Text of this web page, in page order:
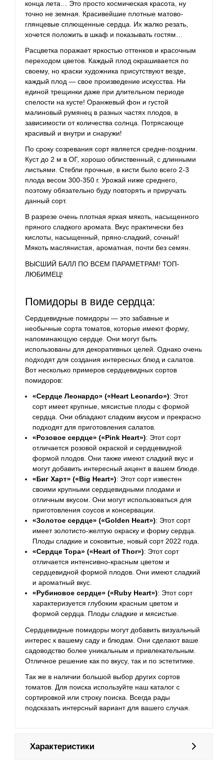
конца лета… Это просто космическая красота, ну
точно не земная. Красивейшие плотные матово-
глянцевые сплющенные сердца. Их жалко резать,
хочется положить в шкаф и показывать гостям…
Расцветка поражает яркостью оттенков и красочным
переходом цветов. Каждый плод окрашивается по
своему, но краски художника присутствуют везде,
каждый плод — свое произведение искусства. Ни
единой трещинки даже при длительном периоде
спелости на кусте! Оранжевый фон и густой
малиновый румянец в разных частях плодов, в
зависимости от количества солнца. Потрясающе
красивый и внутри и снаружи!
По сроку созревания сорт является средне-поздним.
Куст до 2 м в ОГ, хорошо облиственный, с длинными
листьями. Стебли прочные, в кисти было всего 2-3
плода весом 300-350 г. Урожай ниже среднего,
поэтому обязательно буду повторять и приручать
данный сорт.
В разрезе очень плотная яркая мякоть, насыщенного
пряного сладкого аромата. Вкус практически без
кислоты, насыщенный, пряно-сладкий, сочный!
Мякоть маслянистая, ароматная, почти без семян.
ВЫСШИЙ БАЛЛ ПО ВСЕМ ПАРАМЕТРАМ! ТОП-
ЛЮБИМЕЦ!
Помидоры в виде сердца:
Сердцевидные помидоры — это забавные и
необычные сорта томатов, которые имеют форму,
напоминающую сердце. Они могут быть
использованы для декоративных целей. Однако очень
подходят для создания интересных блюд и салатов.
Вот несколько примеров сердцевидных сортов
помидоров:
«Сердце Леонардо» («Heart Leonardo»): Этот
сорт имеет крупные, мясистые плоды с формой
сердца. Они обладают сладким вкусом и прекрасно
подходят для приготовления салатов.
«Розовое сердце» («Pink Heart»): Этот сорт
отличается розовой окраской и сердцевидной
формой плодов. Они также имеют сладкий вкус и
могут добавить интересный акцент в вашем блюде.
«Биг Харт» («Big Heart»): Этот сорт известен
своими крупными сердцевидными плодами и
отличным вкусом. Они могут использоваться для
приготовления соусов и консервации.
«Золотое сердце» («Golden Heart»): Этот сорт
имеет золотисто-желтую окраску и форму сердца.
Плоды сладкие и соковитые, новый сорт 2022 года.
«Сердце Тора» («Heart of Thor»): Этот сорт
отличается интенсивно-красным цветом и
сердцевидной формой плодов. Они имеют сладкий
и ароматный вкус.
«Рубиновое сердце» («Ruby Heart»): Этот сорт
характеризуется глубоким красным цветом и
формой сердца. Плоды сладкие и мясистые.
Сердцевидные помидоры могут добавить визуальный
интерес к вашему саду и блюдам. Они сделают ваше
садоводство более уникальным и привлекательным.
Отличное решение как по вкусу, так и по эстетитике.
Так же в наличии большой выбор других сортов
томатов. Для поиска используйте наш каталог с
сортировкой или строку поиска. Всегда рады
подсказать интерсный вариант для вашего случая.
Характеристики